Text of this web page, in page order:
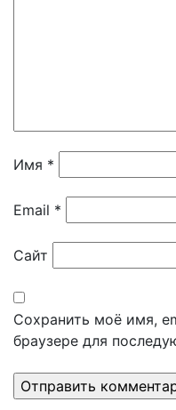
Имя *
Email *
Сайт
Сохранить моё имя,
браузере для